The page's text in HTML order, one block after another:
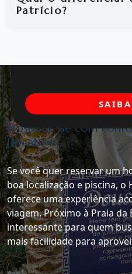
Patrício?
Hospede-se com
[location]
Se você quer reservar um
boa localização e piscina, o
oferece uma experiência
viagem. Próximo à Praia da
interessante para quem
mais facilidade para